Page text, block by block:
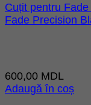
Cuțit pentru
Fade Precision
600,00 MDL
Adaugă în coș